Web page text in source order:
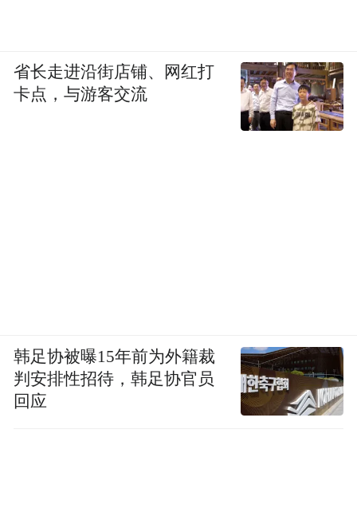
省长走进沿街店铺、网红打
卡点，与游客交流
韩足协被曝15年前为外籍裁
判安排性招待，韩足协官员
回应